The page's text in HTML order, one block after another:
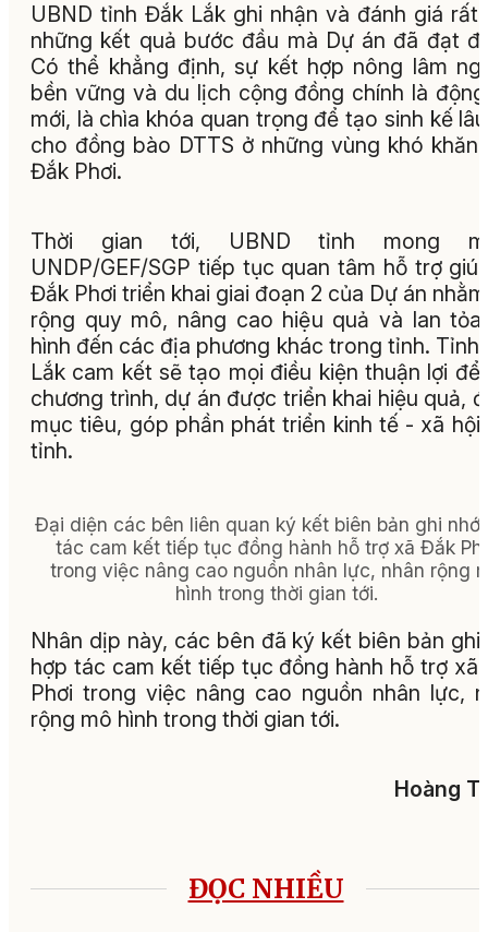
UBND tỉnh Đắk Lắk ghi nhận và đánh giá rất
những kết quả bước đầu mà Dự án đã đạt
Có thể khẳng định, sự kết hợp nông lâm
bền vững và du lịch cộng đồng chính là
mới, là chìa khóa quan trọng để tạo sinh kế
cho đồng bào DTTS ở những vùng khó khăn
Đắk Phơi.
Thời gian tới, UBND tỉnh mong
UNDP/GEF/SGP tiếp tục quan tâm hỗ trợ
Đắk Phơi triển khai giai đoạn 2 của Dự án
rộng quy mô, nâng cao hiệu quả và lan
hình đến các địa phương khác trong tỉnh. Tỉnh
Lắk cam kết sẽ tạo mọi điều kiện thuận lợi để
chương trình, dự án được triển khai hiệu quả,
mục tiêu, góp phần phát triển kinh tế - xã hội
tỉnh.
Đại diện các bên liên quan ký kết biên bản ghi nhớ
tác cam kết tiếp tục đồng hành hỗ trợ xã Đắk
trong việc nâng cao nguồn nhân lực, nhân rộng
hình trong thời gian tới.
Nhân dịp này, các bên đã ký kết biên bản ghi
hợp tác cam kết tiếp tục đồng hành hỗ trợ xã
Phơi trong việc nâng cao nguồn nhân lực,
rộng mô hình trong thời gian tới.
Hoàng
ĐỌC NHIỀU